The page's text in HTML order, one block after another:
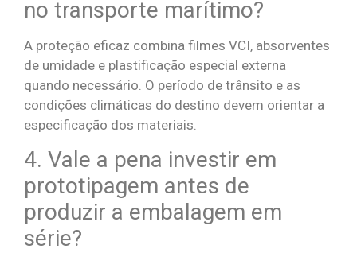
no transporte marítimo?
A proteção eficaz combina filmes VCI, absorventes
de umidade e plastificação especial externa
quando necessário. O período de trânsito e as
condições climáticas do destino devem orientar a
especificação dos materiais.
4. Vale a pena investir em
prototipagem antes de
produzir a embalagem em
série?